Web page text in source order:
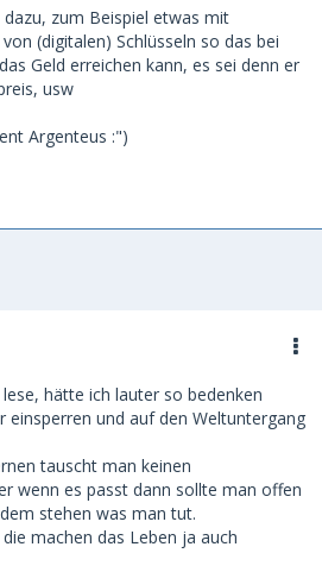
zum Beispiel etwas mit
(digitalen) Schlüsseln so das bei
Geld erreichen kann, es sei denn er
usw
Argenteus :")
hätte ich lauter so bedenken
einsperren und auf den Weltuntergang
tauscht man keinen
wenn es passt dann sollte man offen
stehen was man tut.
machen das Leben ja auch